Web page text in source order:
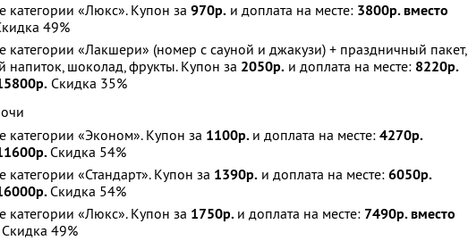
категории «Люкс». Купон за 970р. и доплата на месте: 3800р. вместо
49%
категории «Лакшери» (номер с сауной и джакузи) + праздничный пакет,
напиток, шоколад, фрукты. Купон за 2050р. и доплата на месте: 8220р.
Скидка 35%
категории «Эконом». Купон за 1100р. и доплата на месте: 4270р.
Скидка 54%
категории «Стандарт». Купон за 1390р. и доплата на месте: 6050р.
Скидка 54%
категории «Люкс». Купон за 1750р. и доплата на месте: 7490р. вместо
Скидка 49%